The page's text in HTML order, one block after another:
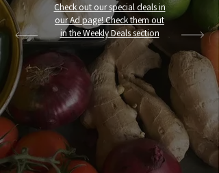
Check out our special deals in
our Ad page! Check them out
in the Weekly Deals section